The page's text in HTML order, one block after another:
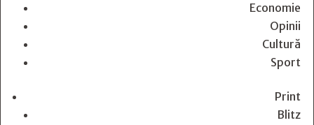
Economie
Opinii
Cultură
Sport
Print
Blitz